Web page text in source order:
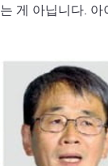
게 아닙니다.